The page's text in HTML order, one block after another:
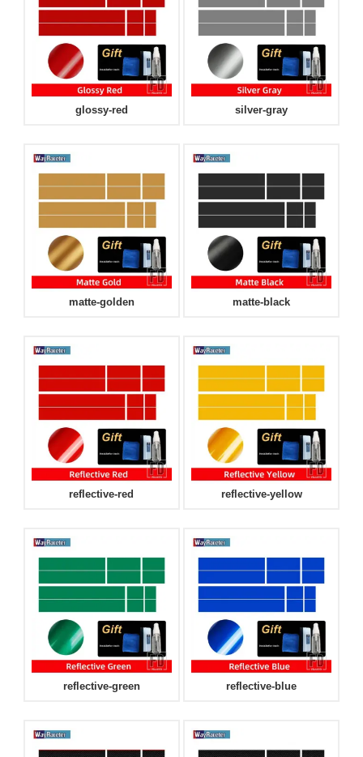
glossy-red silver-gray
matte-golden matte-black
reflective-red reflective-yellow
reflective-green reflective-blue